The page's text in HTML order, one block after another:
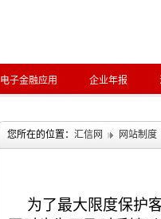
电子金融应用 企业年报
您所在的位置： 汇信网 网站制度
为了最大限度保护